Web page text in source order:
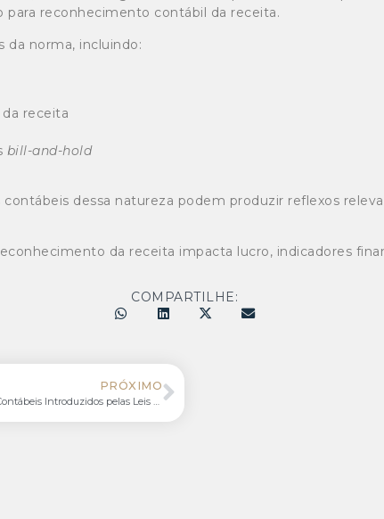
reconhecimento contábil da receita.
da norma, incluindo:
receita
bill-and-hold
dessa natureza podem produzir reflexos
da receita impacta lucro, indicadores
COMPARTILHE:
PRÓXIMO
Dos Métodos e Critérios Contábeis Introduzidos pelas Leis nº 11.638/2007 e nº 11.941/2009